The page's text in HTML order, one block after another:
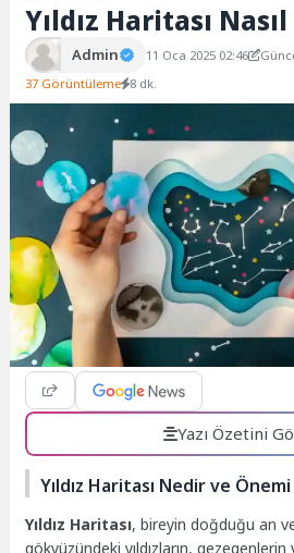
Yıldız Haritası
Admin 11 Oca 2025 02:46
37 Görüntüleme 8 dk.
Yazı Özetini
Yıldız Haritası Nedir ve
Yıldız Haritası, bireyin doğduğu an
gökyüzündeki yıldızların,